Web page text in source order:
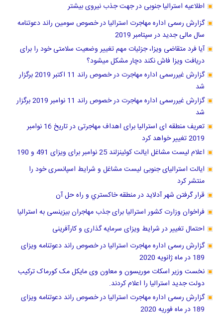
اطلاعیه استرالیا جنوبی در جهت جذب نیروی بیشتر
گزارش رسمی اداره مهاجرت استرالیا در خصوص سومین راند دعوتنامه
سال مالی جدید در سپتامبر 2019
آیا فرد متقاضی ویزا، جزئیات مهم تغییر وضعیت سلامتی خود را برای
دریافت ویزا فاش نکند دچار مشکل میشود؟
گزارش غیررسمی اداره مهاجرت در خصوص راند 11 اکتبر 2019 برگزار
شد
گزارش غیررسمی اداره مهاجرت در خصوص راند 11 نوامبر 2019 برگزار
شد
تعریف منطقه ای استرالیا برای اهداف مهاجرتی در تاریخ 16 نوامبر
2019 تغییر خواهد کرد
اعلام لیست مشاغل ایالت کوئینزلند 25 نوامبر برای ویزای 491 و 190
ایالت استرالیای جنوبی لیست مشاغل و شرایط اسپانسری خود را
منتشر کرد
قرار گرفتن شهر آدلاید در منطقه خاكستري و راه حل آن
فراخوان وزارت کشور استرالیا برای جذب مهاجران بیزینسی به استرالیا
احتمال تغییر در شرایط ویزای سرمایه گذاری و کارآفرینی
گزارش رسمی اداره مهاجرت استرالیا در خصوص راند دعوتنامه ویزای
189 در ماه ژانویه 2020
نخست وزیر اسکات موریسون و معاون وی مایکل مک کورماک ترکیب
دولت جدید استرالیا را اعلام کردند.
گزارش رسمی اداره مهاجرت استرالیا در خصوص راند دعوتنامه ویزای
189 در ماه فوریه 2020